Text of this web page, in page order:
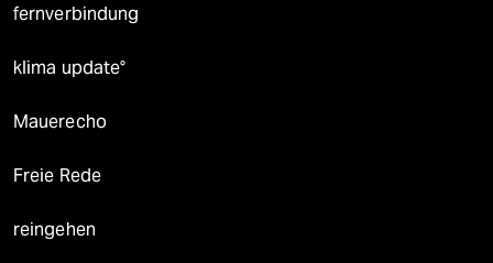
fernverbindung
klima update°
Mauerecho
Freie Rede
reingehen